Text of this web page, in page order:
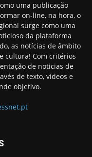
uma publicação
on-line, na hora, o
surge como uma
da plataforma
as notícias de âmbito
cultura! Com critérios
de noticias de
de texto, vídeos e
objetivo.